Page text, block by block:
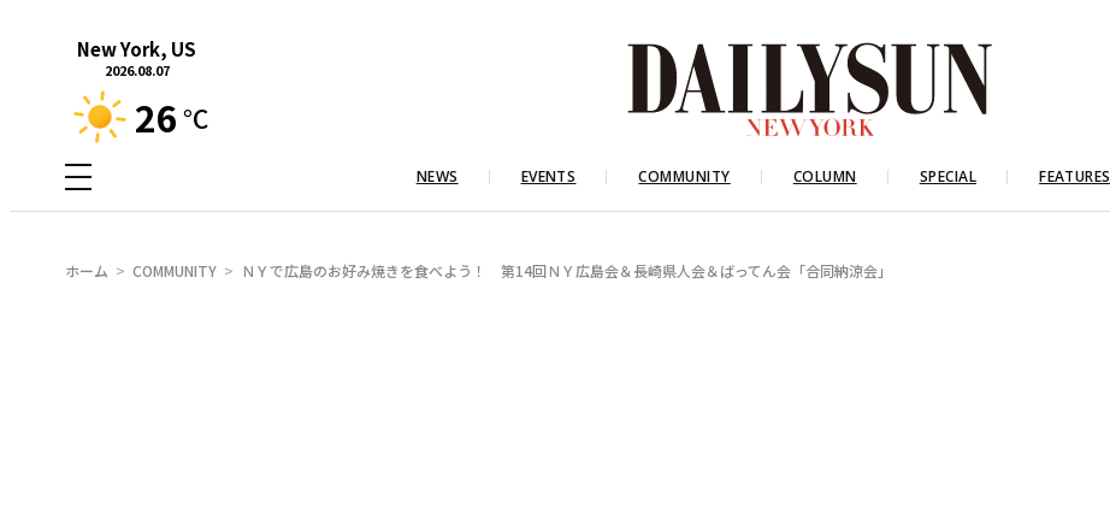
New York, US
2026.08.07
26 °C
NEWS EVENTS COMMUNITY COLUMN SPECIAL FEATURES
ホーム COMMUNITY ＮＹで広島のお好み焼きを食べよう！ 第14回ＮＹ広島会＆長崎県人会＆ばってん会「合同納涼会」